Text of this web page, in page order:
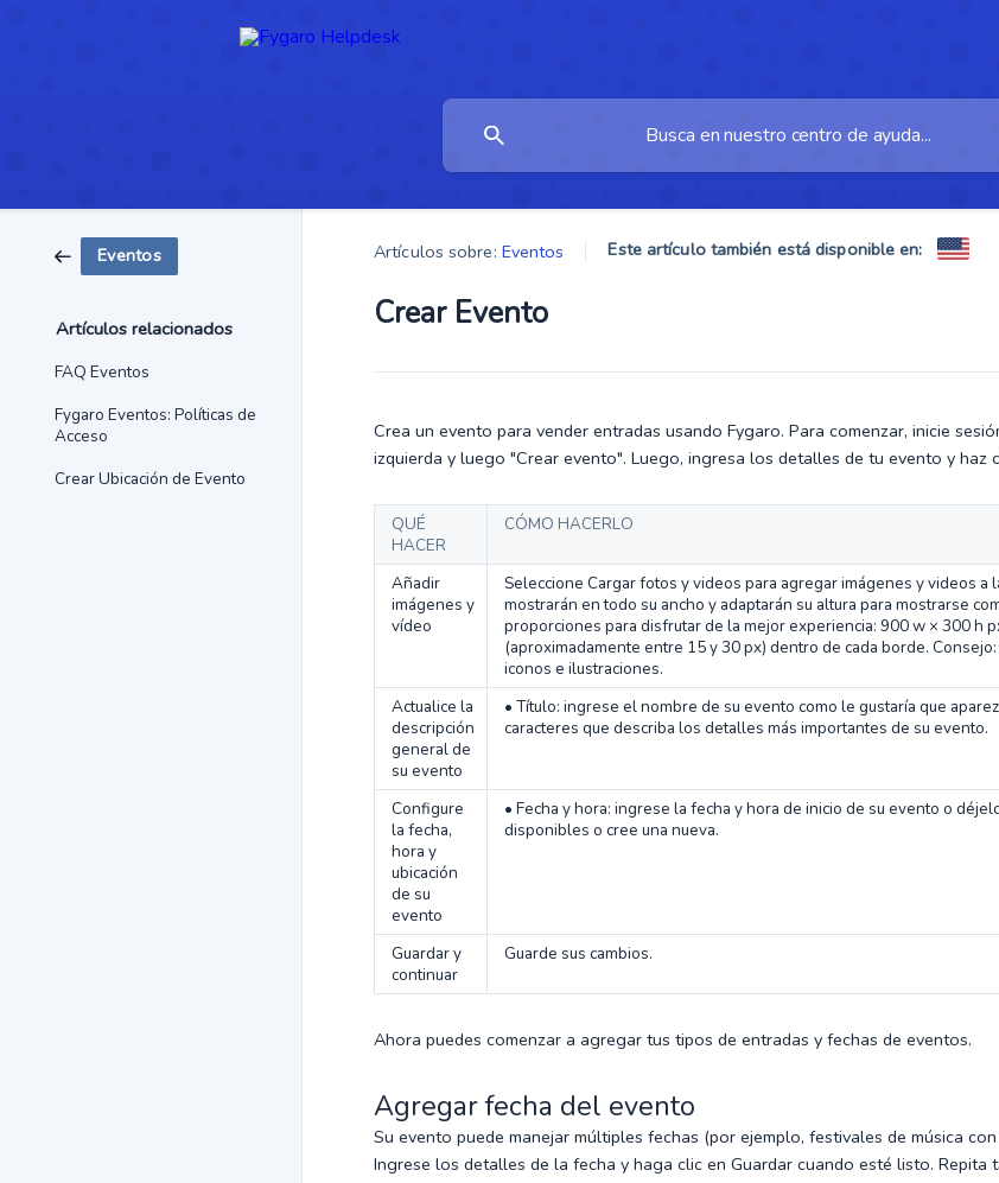
Eventos
Artículos relacionados
FAQ Eventos
Fygaro Eventos: Políticas de
Acceso
Crear Ubicación de Evento
Artículos sobre: Eventos Este artículo también está disponible en:
Crear Evento
Crea un evento para vender entradas usando Fygaro. Para comenzar, inicie
izquierda y luego "Crear evento". Luego, ingresa los detalles de tu evento y haz
QUÉ
HACER
CÓMO HACERLO
Añadir
imágenes y
vídeo
Seleccione Cargar fotos y videos para agregar imágenes y videos
mostrarán en todo su ancho y adaptarán su altura para mostrarse
proporciones para disfrutar de la mejor experiencia: 900 w × 300 h
(aproximadamente entre 15 y 30 px) dentro de cada borde.
iconos e ilustraciones.
Actualice la
descripción
general de
su evento
• Título: ingrese el nombre de su evento como le gustaría que
caracteres que describa los detalles más importantes de su evento.
Configure
la fecha,
hora y
ubicación
de su
evento
• Fecha y hora: ingrese la fecha y hora de inicio de su evento o
disponibles o cree una nueva.
Guardar y
continuar
Guarde sus cambios.
Ahora puedes comenzar a agregar tus tipos de entradas y fechas de eventos.
Agregar fecha del evento
Su evento puede manejar múltiples fechas (por ejemplo, festivales de música
Ingrese los detalles de la fecha y haga clic en Guardar cuando esté listo. Repita